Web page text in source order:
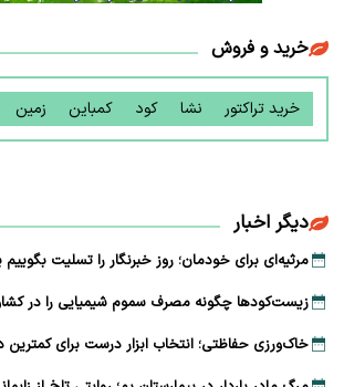
خرید و فروش
خرید تراکتور نشا کود کمباین زمین
دیگر اخبار
مرثیه‌ای برای خودمان؛ روز خبرنگار را تسلیت بگوییم
زیست‌کودها چگونه مصرف سموم شیمیایی را در
خاک‌ورزی حفاظتی؛ انتخاب ابزار درست برای